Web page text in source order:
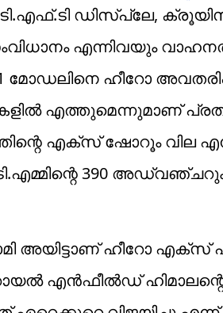
ഡിസ്‌പ്ലേ,
എന്നിവയും
ഹീറോ
എത്തുമെന്നുമാണ്
എക്‌സ് ഷോറൂം വില
390
അയിട്ടാണ് ഹീറോ എക്‌സ്
റോയല്‍ എന്‍ഫീല്‍ഡ്